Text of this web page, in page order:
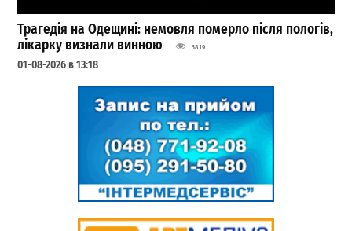
Трагедія на Одещині: немовля померло після пологів,
лікарку визнали винною
3819
01-08-2026 в 13:18